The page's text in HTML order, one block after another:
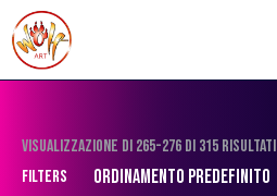
Visualizzazione di 265-276 di 315 risultati
Filters